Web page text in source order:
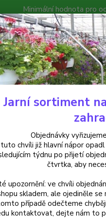
Minimální hodnota pro
můžete čekat nejpozději v
Poradna Kontakty
Bylinky a léčivky Bazalka červená
červená
balení
Jarní sortiment
Objednávky
chvíli již hlavní nápor
týdnu po přijetí
čtvrtka, aby
upozornění: ve chvíli
skladem, ale ojediněle
případě odečteme
kontaktovat, dejte nám to